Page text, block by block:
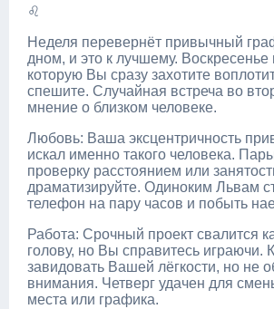
♌
Неделя перевернёт привычный
дном, и это к лучшему.
которую Вы сразу захотите
спешите. Случайная встреча во
мнение о близком человеке.
Любовь: Ваша эксцентричность
искал именно такого человека.
проверку расстоянием или
драматизируйте. Одиноким Львам
телефон на пару часов и побыть
Работа: Срочный проект свалится
голову, но Вы справитесь играючи.
завидовать Вашей лёгкости, но не
внимания. Четверг удачен для
места или графика.